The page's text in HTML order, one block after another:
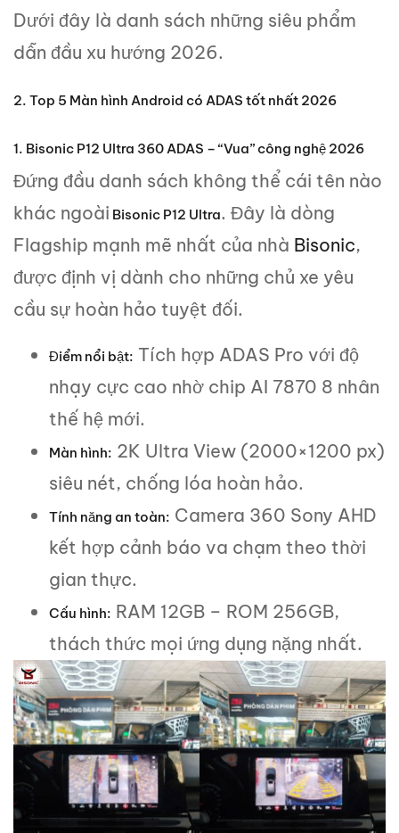
Dưới đây là danh sách những siêu phẩm
dẫn đầu xu hướng 2026.
2. Top 5 Màn hình Android có ADAS tốt nhất 2026
1. Bisonic P12 Ultra 360 ADAS – “Vua” công nghệ 2026
Đứng đầu danh sách không thể cái tên nào
khác ngoài Bisonic P12 Ultra. Đây là dòng
Flagship mạnh mẽ nhất của nhà Bisonic,
được định vị dành cho những chủ xe yêu
cầu sự hoàn hảo tuyệt đối.
Điểm nổi bật: Tích hợp ADAS Pro với độ
nhạy cực cao nhờ chip AI 7870 8 nhân
thế hệ mới.
Màn hình: 2K Ultra View (2000×1200 px)
siêu nét, chống lóa hoàn hảo.
Tính năng an toàn: Camera 360 Sony AHD
kết hợp cảnh báo va chạm theo thời
gian thực.
Cấu hình: RAM 12GB – ROM 256GB,
thách thức mọi ứng dụng nặng nhất.